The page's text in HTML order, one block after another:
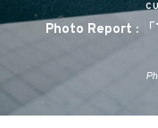
Photo Report :